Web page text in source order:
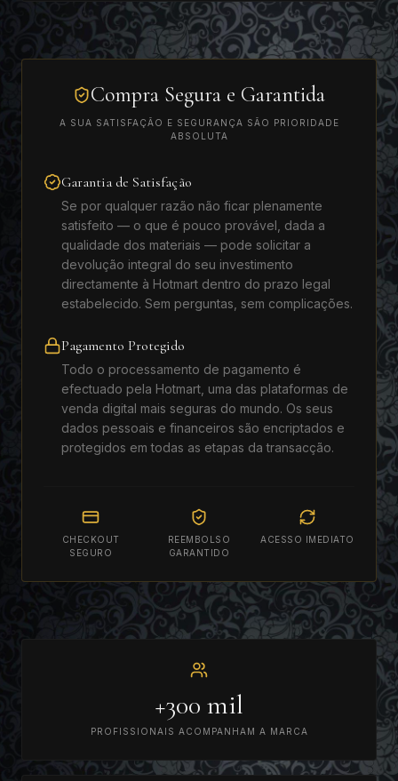
Compra Segura e Garantida
A SUA SATISFAÇÃO E SEGURANÇA SÃO PRIORIDADE
ABSOLUTA
Garantia de Satisfação
Se por qualquer razão não ficar plenamente
satisfeito — o que é pouco provável, dada a
qualidade dos materiais — pode solicitar a
devolução integral do seu investimento
directamente à Hotmart dentro do prazo legal
estabelecido. Sem perguntas, sem complicações.
Pagamento Protegido
Todo o processamento de pagamento é
efectuado pela Hotmart, uma das plataformas de
venda digital mais seguras do mundo. Os seus
dados pessoais e financeiros são encriptados e
protegidos em todas as etapas da transacção.
CHECKOUT
SEGURO
REEMBOLSO
GARANTIDO
ACESSO IMEDIATO
+300 mil
PROFISSIONAIS ACOMPANHAM A MARCA